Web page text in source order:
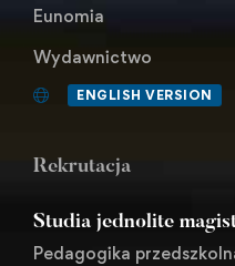
Eunomia
Wydawnictwo
ENGLISH VERSION
Rekrutacja
Studia jednolite
Pedagogika